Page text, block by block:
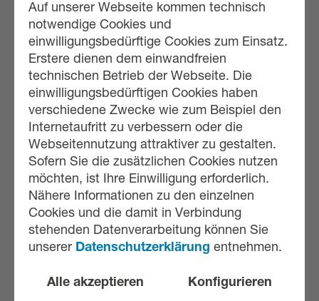
Auf unserer Webseite kommen technisch
notwendige Cookies und
einwilligungsbedürftige Cookies zum Einsatz.
Erstere dienen dem einwandfreien
technischen Betrieb der Webseite. Die
einwilligungsbedürftigen Cookies haben
verschiedene Zwecke wie zum Beispiel den
Internetaufritt zu verbessern oder die
Webseitennutzung attraktiver zu gestalten.
Sofern Sie die zusätzlichen Cookies nutzen
möchten, ist Ihre Einwilligung erforderlich.
Nähere Informationen zu den einzelnen
Cookies und die damit in Verbindung
stehenden Datenverarbeitung können Sie
unserer Datenschutzerklärung entnehmen.
Alle akzeptieren Konfigurieren
Kombinierbare Produkte
Kontakt
Unternehmen
Historie
Kooperationen
Produkte
Produktübersicht
Verpackungslösungen
Kundendienst